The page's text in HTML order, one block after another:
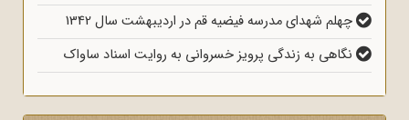
چهلم شهدای مدرسه فیضیه قم در اردیبهشت سال 1342
نگاهی به زندگی پرویز خسروانی به روایت اسناد ساواک